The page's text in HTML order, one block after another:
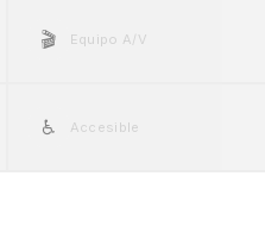
🎬 Equipo A/V
♿ Accesible